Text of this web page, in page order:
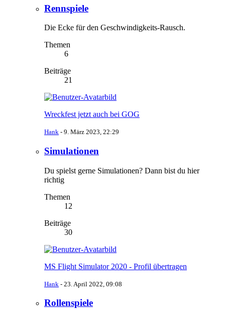
Rennspiele
Die Ecke für den Geschwindigkeits-Rausch.
Themen
6
Beiträge
21
Wreckfest jetzt auch bei GOG
Hank - 9. März 2023, 22:29
Simulationen
Du spielst gerne Simulationen? Dann bist du hier
richtig
Themen
12
Beiträge
30
MS Flight Simulator 2020 - Profil übertragen
Hank - 23. April 2022, 09:08
Rollenspiele